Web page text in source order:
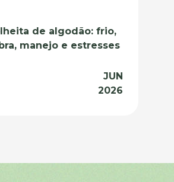
de algodão: frio,
manejo e estresses
JUN
2026